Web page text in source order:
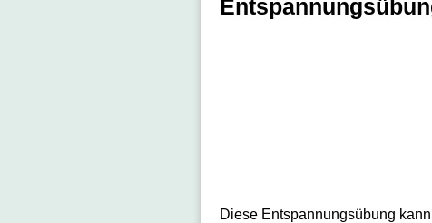
Diese Entspannungsübung